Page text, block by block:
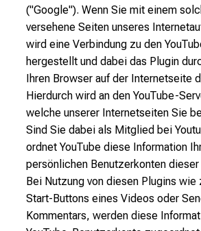
("Google"). Wenn Sie mit einem
versehene Seiten unseres
wird eine Verbindung zu den
hergestellt und dabei das Plugin
Ihren Browser auf der Internetseite
Hierdurch wird an den YouTube-
welche unserer Internetseiten Sie
Sind Sie dabei als Mitglied bei
ordnet YouTube diese Information
persönlichen Benutzerkonten
Bei Nutzung von diesen Plugins
Start-Buttons eines Videos oder
Kommentars, werden diese